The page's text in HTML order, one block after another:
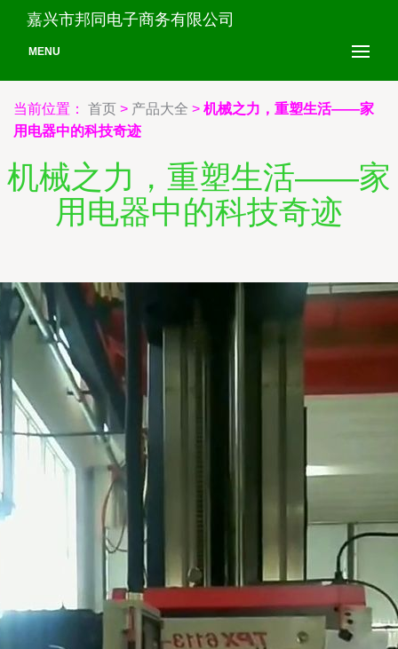
嘉兴市邦同电子商务有限公司
MENU
当前位置： 首页 > 产品大全 > 机械之力，重塑生活——家
用电器中的科技奇迹
机械之力，重塑生活——家
用电器中的科技奇迹